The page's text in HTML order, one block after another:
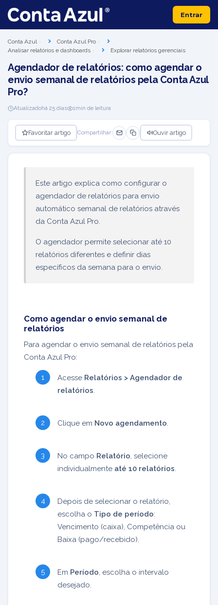
Entrar
Conta Azul
Conta Azul Pro
Analisar relatórios e dashboards
Explorar relatórios gerenciais
Agendador de relatórios: como agendar o
envio semanal de relatórios pela Conta Azul
Pro?
Atualizadohá 25 dias 1min de leitura
Favoritar artigo Compartilhar: Ouvir artigo
Este artigo explica como configurar o
agendador de relatórios para envio
automático semanal de relatórios através
da Conta Azul Pro.
O agendador permite selecionar até 10
relatórios diferentes e definir dias
específicos da semana para o envio.
Como agendar o envio semanal de
relatórios
Para agendar o envio semanal de relatórios pela
Conta Azul Pro:
Acesse Relatórios > Agendador de
relatórios
Clique em Novo agendamento
No campo Relatório , selecione
individualmente até 10 relatórios
Depois de selecionar o relatório,
escolha o Tipo de período:
Vencimento (caixa), Competência ou
Baixa (pago/recebido).
Em Período , escolha o intervalo
desejado.